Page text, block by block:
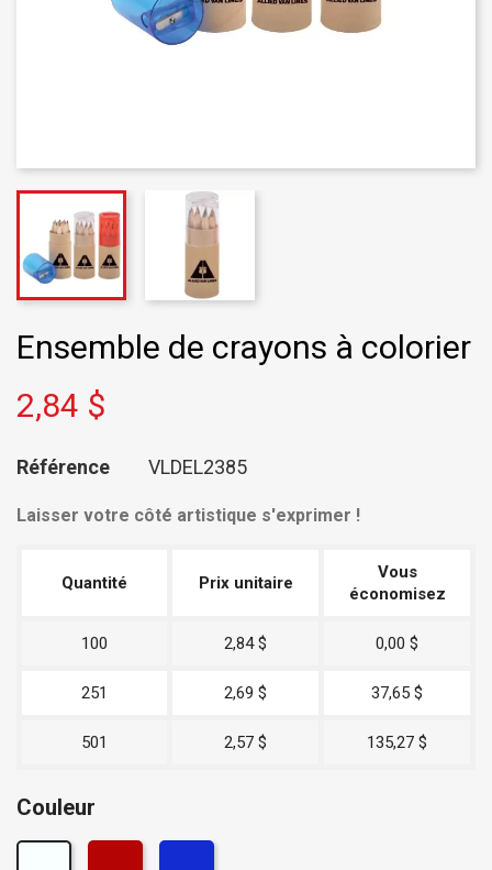
Ensemble de crayons à colorier
2,84 $
Référence VLDEL2385
Laisser votre côté artistique s'exprimer !
Quantité Prix unitaire
Vous
économisez
100 2,84 $ 0,00 $
251 2,69 $ 37,65 $
501 2,57 $ 135,27 $
Couleur